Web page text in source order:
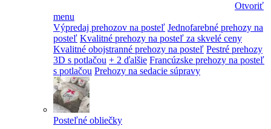
Otvoriť
menu
Výpredaj prehozov na posteľ Jednofarebné prehozy na
posteľ Kvalitné prehozy na posteľ za skvelé ceny
Kvalitné obojstranné prehozy na posteľ Pestré prehozy
3D s potlačou + 2 ďalšie Francúzske prehozy na posteľ
s potlačou Prehozy na sedacie súpravy
Posteľné obliečky